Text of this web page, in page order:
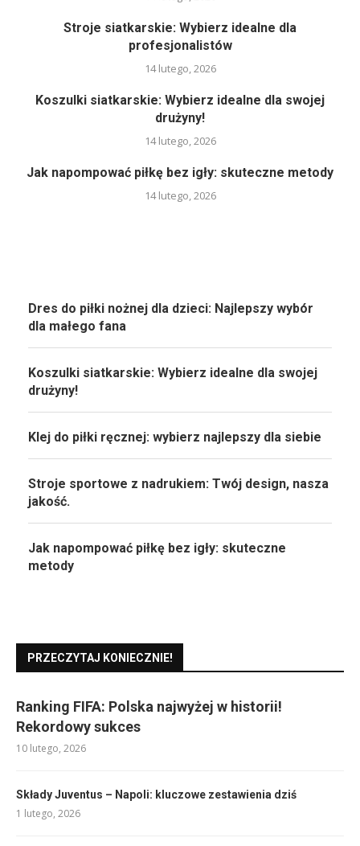
Stroje siatkarskie: Wybierz idealne dla
profesjonalistów
14 lutego, 2026
Koszulki siatkarskie: Wybierz idealne dla swojej
drużyny!
14 lutego, 2026
Jak napompować piłkę bez igły: skuteczne metody
14 lutego, 2026
Dres do piłki nożnej dla dzieci: Najlepszy wybór
dla małego fana
Koszulki siatkarskie: Wybierz idealne dla swojej
drużyny!
Klej do piłki ręcznej: wybierz najlepszy dla siebie
Stroje sportowe z nadrukiem: Twój design, nasza
jakość.
Jak napompować piłkę bez igły: skuteczne
metody
PRZECZYTAJ KONIECZNIE!
Ranking FIFA: Polska najwyżej w historii!
Rekordowy sukces
10 lutego, 2026
Składy Juventus – Napoli: kluczowe zestawienia dziś
1 lutego, 2026